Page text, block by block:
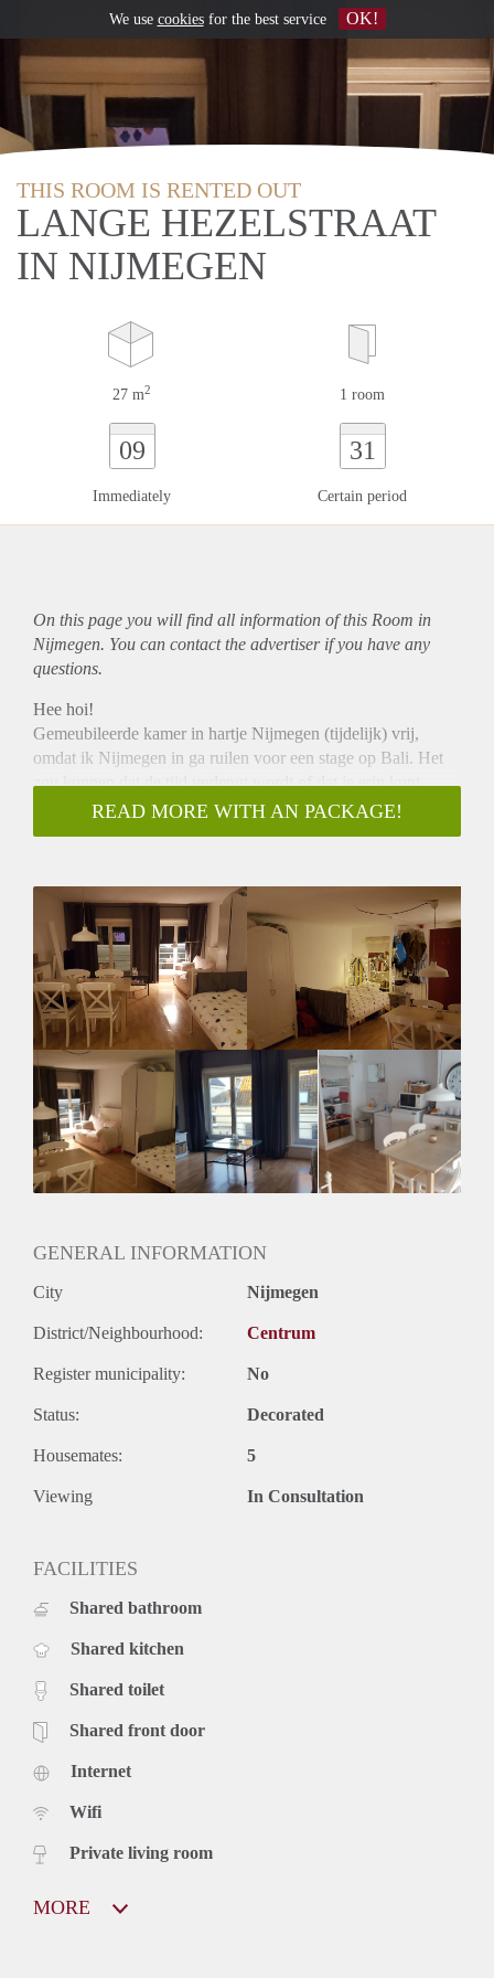
THIS ROOM IS RENTED OUT
LANGE HEZELSTRAAT
IN NIJMEGEN
27 m2 1 room
09
Immediately
31
Certain period
On this page you will find all information of this Room in
Nijmegen. You can contact the advertiser if you have any
questions.
Hee hoi!
Gemeubileerde kamer in hartje Nijmegen (tijdelijk) vrij,
omdat ik Nijmegen in ga ruilen voor een stage op Bali. Het
zou kunnen dat de tijd verlengt wordt of dat je erin kunt
Het is een mooie, ruime en lichte kamer in het leukste straatje
ongeveer 15 min. Fietsen naar de han/uni. De kamer is 27m2
en de douche, keuken en toilet deel je met de andere
huisgenoten. We delen een vaatwasser en wasmachine en in
de kamer staan een koelkast, vriezer en magnetron voor eigen
gebruik! Op de kamer zijn ook een wasbak en 2
inbouwkasten te vinden. De kosten bedragen 460 euro ( incl.
g/w/l) waar nog een kleine prijs bij komt voor het internet en
voor de huur van de vaatwasser.
Klinkt het voor jou als muziek in de oren om na het stappen
naar huis te kunnen rollen en de perfecte locatie te hebben
tijdens de Nijmeegse vierdaagse? Reageer en misschien word
je dan uitgenodigd tijdens de kijkavond.
READ MORE WITH AN PACKAGE!
GENERAL INFORMATION
City Nijmegen
District/Neighbourhood: Centrum
Register municipality: No
Status: Decorated
Housemates: 5
Viewing In Consultation
FACILITIES
Shared bathroom
Shared kitchen
Shared toilet
Shared front door
Internet
Wifi
Private living room
MORE
We use cookiesfor the best service OK!